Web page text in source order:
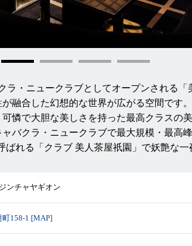
・ニュークラブとしてオープンされる「
融合した幻想的な世界が広がる空間です
憐で大胆な美しさを持った最高クラスの
バクラ・ニュークラブで最大規模・最高
ばれる「クラブ 美人茶屋祇園」で妖艶な一
ンチャヤギオン
158-1 [MAP]